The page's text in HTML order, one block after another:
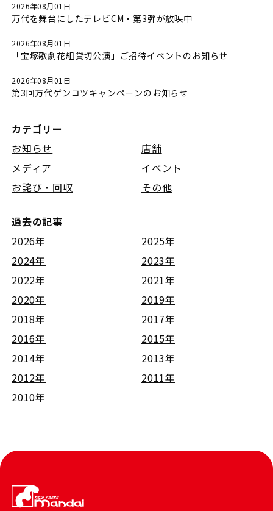
2026年08月01日
万代を舞台にしたテレビCM・第3弾が放映中
2026年08月01日
「宝塚歌劇花組貸切公演」ご招待イベントのお知らせ
2026年08月01日
第3回万代ゲンコツキャンペーンのお知らせ
カテゴリー
お知らせ
店舗
メディア
イベント
お詫び・回収
その他
過去の記事
2026年
2025年
2024年
2023年
2022年
2021年
2020年
2019年
2018年
2017年
2016年
2015年
2014年
2013年
2012年
2011年
2010年